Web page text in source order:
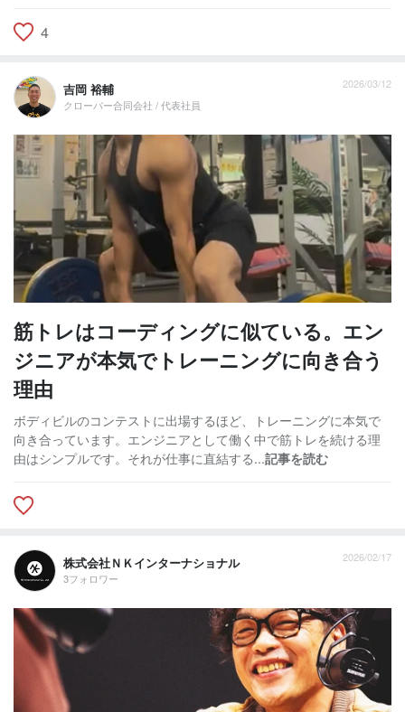
4
吉岡 裕輔
クローバー合同会社 / 代表社員
2026/03/12
筋トレはコーディングに似ている。エン
ジニアが本気でトレーニングに向き合う
理由
ボディビルのコンテストに出場するほど、トレーニングに本気で
向き合っています。エンジニアとして働く中で筋トレを続ける理
由はシンプルです。それが仕事に直結する...記事を読む
株式会社ＮＫインターナショナル
3フォロワー
2026/02/17